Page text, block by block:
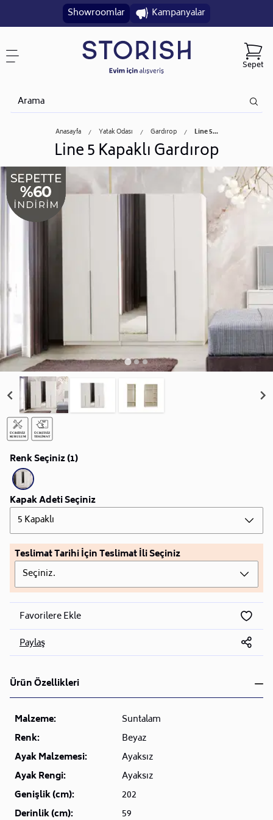
Showroomlar Kampanyalar
Sepet
Anasayfa Yatak Odası Gardırop Line 5...
Line 5 Kapaklı Gardırop
Renk Seçiniz (1)
Kapak Adeti Seçiniz
5 Kapaklı
Teslimat Tarihi İçin Teslimat İli Seçiniz
Seçiniz.
Favorilere Ekle
Paylaş
Ürün Özellikleri
Malzeme:
Suntalam
Renk:
Beyaz
Ayak Malzemesi:
Ayaksız
Ayak Rengi:
Ayaksız
Genişlik (cm):
202
Derinlik (cm):
59